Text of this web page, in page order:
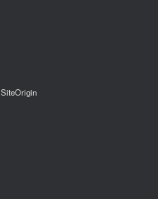
SiteOrigin